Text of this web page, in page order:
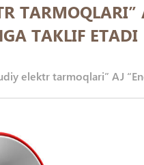
TAKLIF ETADI
elektr tarmoqlari” AJ